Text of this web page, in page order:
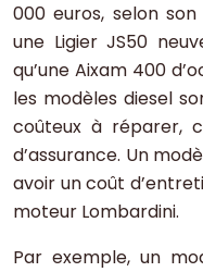
000 euros, selon
une Ligier JS50
qu’une Aixam 400
les modèles diesel
coûteux à réparer,
d’assurance. Un
avoir un coût
moteur Lombardini.
Par exemple, un